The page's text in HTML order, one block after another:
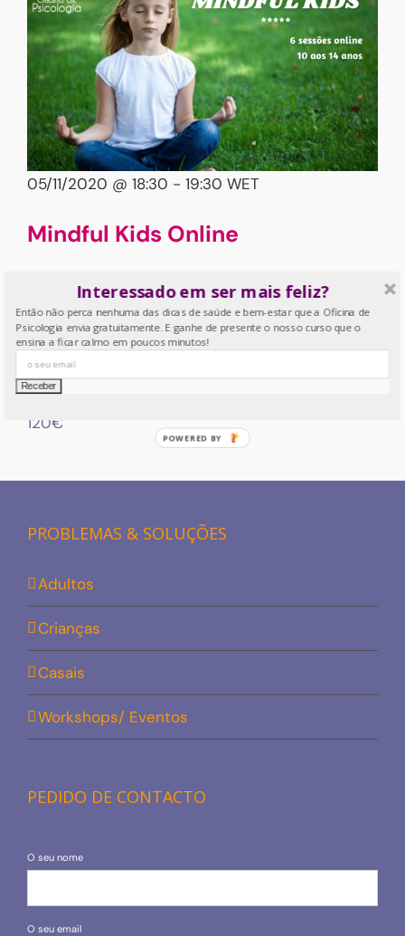
05/11/2020 @ 18:30 - 19:30 WET
Mindful Kids Online
Espaço para a criança treinar a atenção,
desenvolver a curiosidade, aumentar a
consciência corporal, acalmar a mente e
contactar com pensamentos e emoções.
120€
PROBLEMAS & SOLUÇÕES
Adultos
Crianças
Casais
Workshops/ Eventos
PEDIDO DE CONTACTO
O seu nome
O seu email
Interessado em ser mais feliz?
Então não perca nenhuma das dicas de saúde e bem-estar que a Oficina de
Psicologia envia gratuitamente. E ganhe de presente o nosso curso que o
ensina a ficar calmo em poucos minutos!
POWERED